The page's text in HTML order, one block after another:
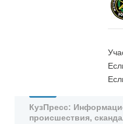
КузПресс:
происшествия,